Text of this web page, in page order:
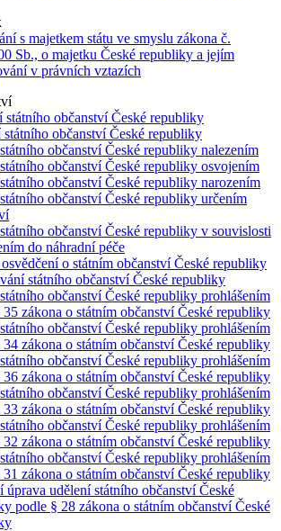
s majetkem státu ve smyslu zákona č.
Sb., o majetku České republiky a jejím
v právních vztazích
státního občanství České republiky
státního občanství České republiky
občanství České republiky nalezením
občanství České republiky osvojením
občanství České republiky narozením
občanství České republiky určením
občanství České republiky v souvislosti
do náhradní péče
o státním občanství České republiky
státního občanství České republiky
občanství České republiky prohlášením
35 zákona o státním občanství České republiky
občanství České republiky prohlášením
34 zákona o státním občanství České republiky
občanství České republiky prohlášením
36 zákona o státním občanství České republiky
občanství České republiky prohlášením
33 zákona o státním občanství České republiky
občanství České republiky prohlášením
32 zákona o státním občanství České republiky
občanství České republiky prohlášením
31 zákona o státním občanství České republiky
úprava udělení státního občanství České
podle § 28 zákona o státním občanství České